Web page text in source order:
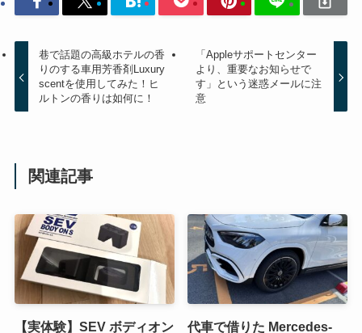
巷で話題の高級ホテルの香
りのする車用芳香剤Luxury
scentを使用してみた！ヒ
ルトンの香りは如何に！
「Appleサポートセンター
より、重要なお知らせで
す」という迷惑メールに注
意
関連記事
【実体験】SEV ボディオン 代車で借りた Mercedes-